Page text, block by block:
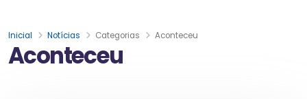
Aconteceu
Inicial Notícias Categorias Aconteceu